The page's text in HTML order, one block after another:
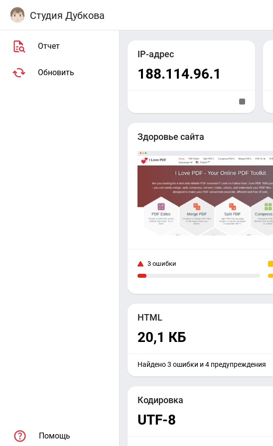
Студия Дубкова
Отчет
Обновить
Помощь
IP-адрес
188.114.96.1
Здоровье сайта
3 ошибки
HTML
20,1 КБ
Найдено 3 ошибки и 4 предупреждения
Кодировка
UTF-8